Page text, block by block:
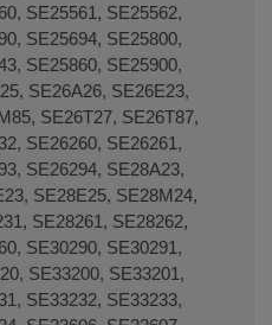
SE25561, SE25562,
SE25694, SE25800,
SE25860, SE25900,
SE26A26, SE26E23,
SE26T27, SE26T87,
SE26260, SE26261,
SE26294, SE28A23,
SE28E25, SE28M24,
SE28261, SE28262,
SE30290, SE30291,
SE33200, SE33201,
SE33232, SE33233,